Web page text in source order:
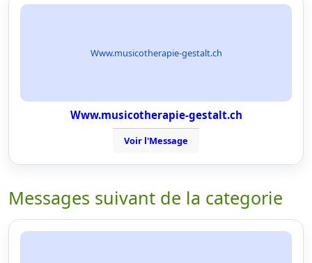
Www.musicotherapie-gestalt.ch
Www.musicotherapie-gestalt.ch
Voir l'Message
Messages suivant de la categorie